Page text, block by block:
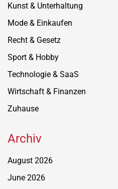
Kunst & Unterhaltung
Mode & Einkaufen
Recht & Gesetz
Sport & Hobby
Technologie & SaaS
Wirtschaft & Finanzen
Zuhause
Archiv
August 2026
June 2026